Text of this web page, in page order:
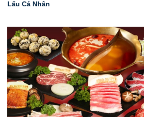
Lẩu Cá Nhân